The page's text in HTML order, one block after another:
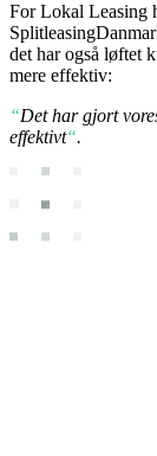
For Lokal Leasing
det har også løftet
mere effektiv:
“Det har gjort
effektivt“.